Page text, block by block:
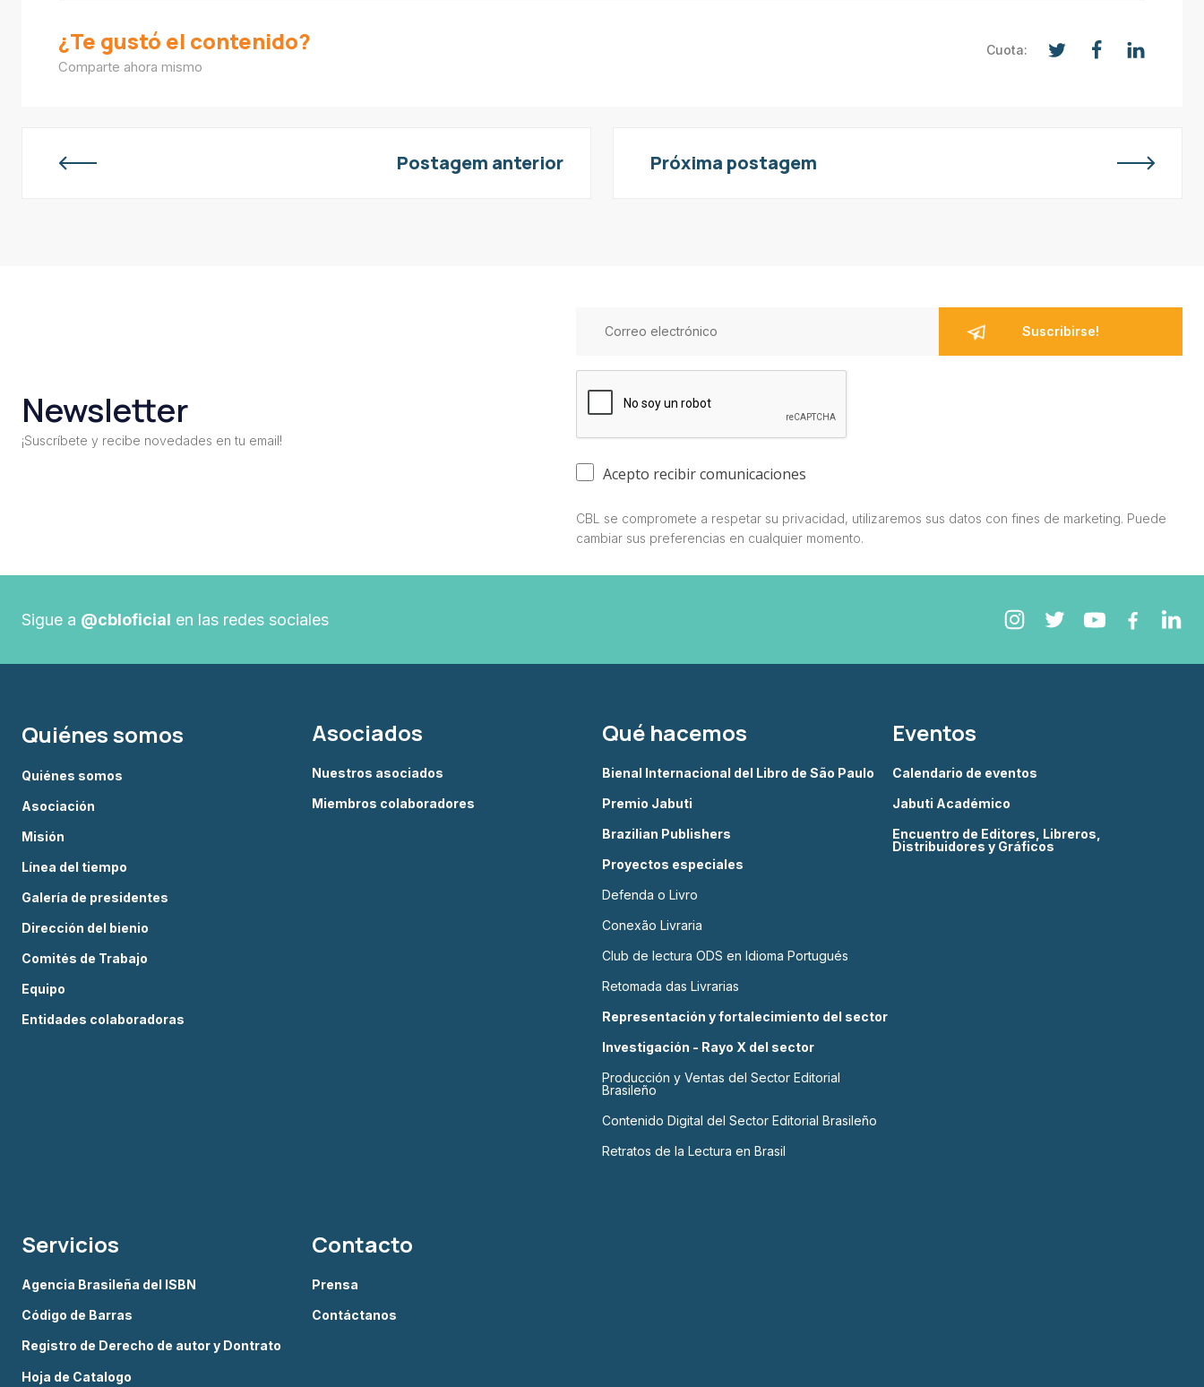
¿Te gustó el contenido?
Comparte ahora mismo
Cuota:
Postagem anterior Próxima postagem
Newsletter
¡Suscríbete y recibe novedades en tu email!
Acepto recibir comunicaciones
CBL se compromete a respetar su privacidad, utilizaremos sus datos con fines de marketing. Puede
cambiar sus preferencias en cualquier momento.
Sigue a @cbloficial en las redes sociales
Quiénes somos
Quiénes somos
Asociación
Misión
Línea del tiempo
Galería de presidentes
Dirección del bienio
Comités de Trabajo
Equipo
Entidades colaboradoras
Asociados
Nuestros asociados
Miembros colaboradores
Qué hacemos
Bienal Internacional del Libro de São Paulo
Premio Jabuti
Brazilian Publishers
Proyectos especiales
Defenda o Livro
Conexão Livraria
Club de lectura ODS en Idioma Portugués
Retomada das Livrarias
Representación y fortalecimiento del sector
Investigación - Rayo X del sector
Producción y Ventas del Sector Editorial
Brasileño
Contenido Digital del Sector Editorial Brasileño
Retratos de la Lectura en Brasil
Eventos
Calendario de eventos
Jabuti Académico
Encuentro de Editores, Libreros,
Distribuidores y Gráficos
Servicios
Agencia Brasileña del ISBN
Código de Barras
Registro de Derecho de autor y Dontrato
Hoja de Catalogo
Contacto
Prensa
Contáctanos